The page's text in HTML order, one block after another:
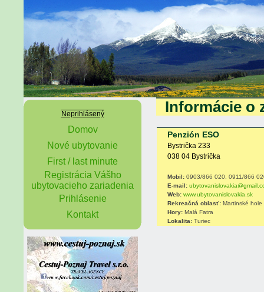
Neprihlásený
Domov
Nové ubytovanie
First / last minute
Registrácia Vášho
ubytovacieho zariadenia
Prihlásenie
Kontakt
Informácie o
Penzión ESO
Bystrička 233
038 04 Bystrička
Mobil: 0903/866 020, 0911/866
E-mail:
Web: www.ubytovanislovakia.sk
Rekreačná oblasť: Martinské hole
Hory: Malá Fatra
Lokalita: Turiec